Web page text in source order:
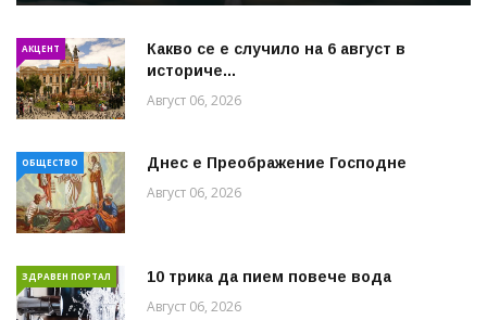
АКЦЕНТ
Какво се е случило на 6 август в
историче...
Август 06, 2026
ОБЩЕСТВО Днес е Преображение Господне
Август 06, 2026
ЗДРАВЕН ПОРТАЛ 10 трика да пием повече вода
Август 06, 2026